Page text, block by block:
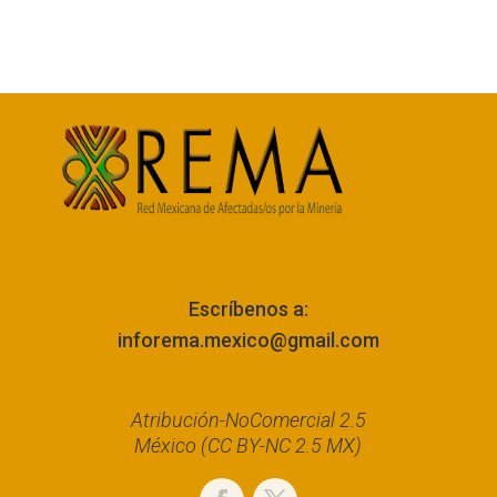
Escríbenos a:
inforema.mexico@gmail.com
Atribución-NoComercial 2.5
México (CC BY-NC 2.5 MX)